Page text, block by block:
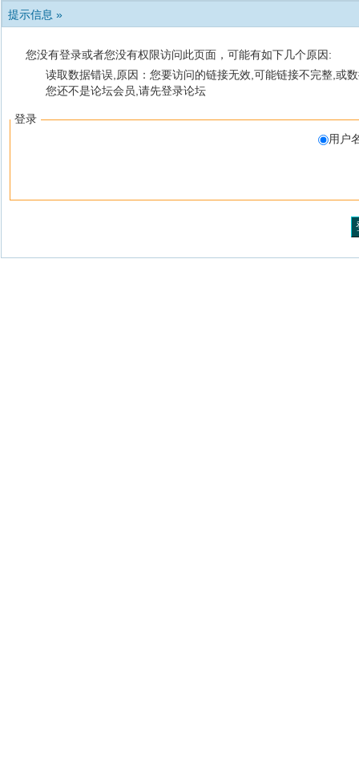
提示信息 »
您没有登录或者您没有权限访问此页面，可能有如下几个原因:
读取数据错误,原因：您要访问的链接无效,可能链接不完整,或
您还不是论坛会员,请先登录论坛
登录
用户